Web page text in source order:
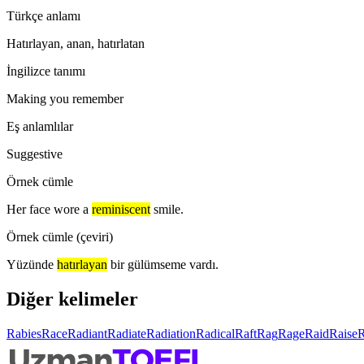
Türkçe anlamı
Hatırlayan, anan, hatırlatan
İngilizce tanımı
Making you remember
Eş anlamlılar
Suggestive
Örnek cümle
Her face wore a reminiscent smile.
Örnek cümle (çeviri)
Yüzünde hatırlayan bir gülümseme vardı.
Diğer kelimeler
RabiesRaceRadiantRadiateRadiationRadicalRaftRagRageRaidRaise